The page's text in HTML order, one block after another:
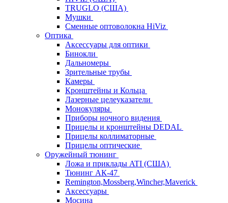
TRUGLO (США)
Мушки
Сменные оптоволокна HiViz
Оптика
Аксессуары для оптики
Бинокли
Дальномеры
Зрительные трубы
Камеры
Кронштейны и Кольца
Лазерные целеуказатели
Монокуляры
Приборы ночного видения
Прицелы и кронштейны DEDAL
Прицелы коллиматорные
Прицелы оптические
Оружейный тюнинг
Ложа и приклады ATI (США)
Тюнинг АК-47
Remington,Mossberg,Wincher,Maverick
Аксессуары
Мосина